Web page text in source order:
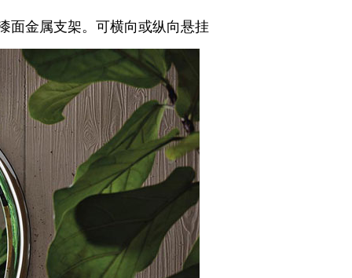
面金属支架。可横向或纵向悬挂